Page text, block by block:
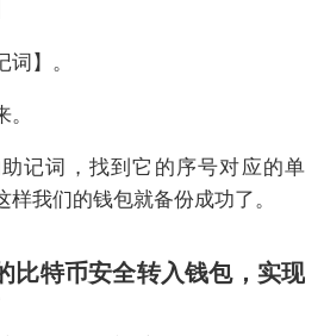
】。
记词，找到它的序号对应的单
我们的钱包就备份成功了。
比特币安全转入钱包，实现